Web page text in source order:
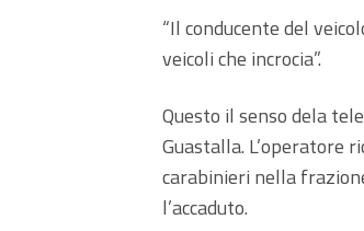
“Il conducente del
veicoli che incrocia”.
Questo il senso dela
Guastalla. L’operatore
carabinieri nella
l’accaduto.